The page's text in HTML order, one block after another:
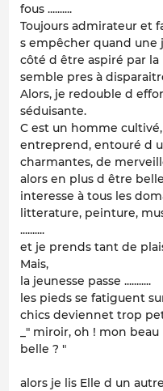
fous ..........
Toujours admirateur et
s empêcher quand une
côté d être aspiré par
semble pres à
Alors, je redouble d
séduisante.
C est un homme
entreprend, entouré d
charmantes, de
alors en plus d être
interesse à tous les
litterature, peinture,
..........
et je prends tant de
Mais,
la jeunesse passe ...........
les pieds se fatiguent
chics deviennet trop
_" miroir, oh ! mon
belle ? "
alors je lis Elle d un